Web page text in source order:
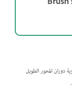
دوران المحور الطويل